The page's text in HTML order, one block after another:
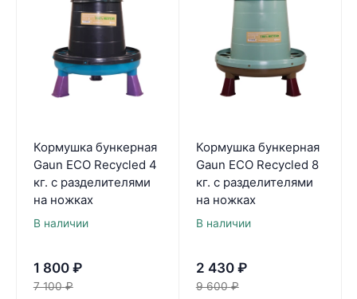
Кормушка бункерная
Gaun ECO Recycled 4
кг. с разделителями
на ножках
В наличии
1 800 ₽
7 100 ₽
Кормушка бункерная
Gaun ECO Recycled 8
кг. с разделителями
на ножках
В наличии
2 430 ₽
9 600 ₽